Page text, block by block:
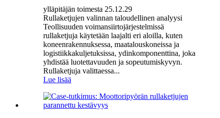
ylläpitäjän toimesta 25.12.29
Rullaketjujen valinnan taloudellinen analyysi
Teollisuuden voimansiirtojärjestelmissä
rullaketjuja käytetään laajalti eri aloilla, kuten
koneenrakennuksessa, maatalouskoneissa ja
logistiikkakuljetuksissa, ydinkomponenttina, joka
yhdistää luotettavuuden ja sopeutumiskyvyn.
Rullaketjuja valittaessa...
Lue lisää